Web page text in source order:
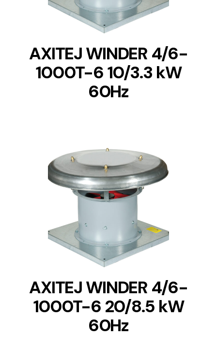
AXITEJ WINDER 4/6-
1000T-6 10/3.3 kW
60Hz
AXITEJ WINDER 4/6-
1000T-6 20/8.5 kW
60Hz